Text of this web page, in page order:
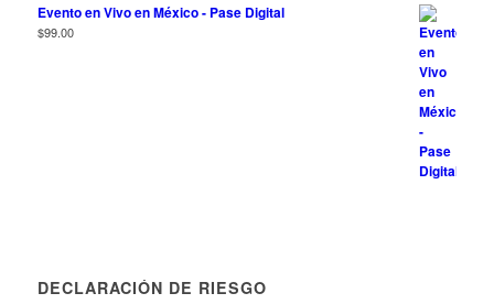
Evento en Vivo en México - Pase Digital
$99.00
DECLARACIÓN DE RIESGO